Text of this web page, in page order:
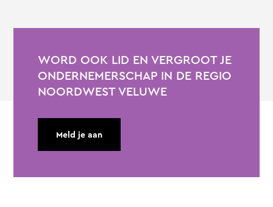
WORD OOK LID EN VERGROOT JE
ONDERNEMERSCHAP IN DE REGIO
NOORDWEST VELUWE
Meld je aan